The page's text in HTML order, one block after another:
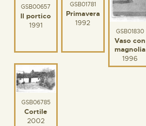
GSB00657
Il portico
1991
GSB01781
Primavera
1992
GSB01830
Vaso con
magnolia
1996
GSB06785
Cortile
2002